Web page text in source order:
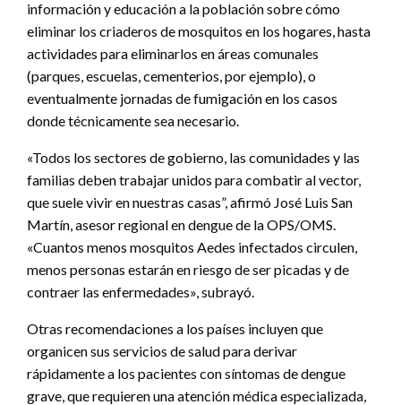
información y educación a la población sobre cómo
eliminar los criaderos de mosquitos en los hogares, hasta
actividades para eliminarlos en áreas comunales
(parques, escuelas, cementerios, por ejemplo), o
eventualmente jornadas de fumigación en los casos
donde técnicamente sea necesario.
«Todos los sectores de gobierno, las comunidades y las
familias deben trabajar unidos para combatir al vector,
que suele vivir en nuestras casas”, afirmó José Luis San
Martín, asesor regional en dengue de la OPS/OMS.
«Cuantos menos mosquitos Aedes infectados circulen,
menos personas estarán en riesgo de ser picadas y de
contraer las enfermedades», subrayó.
Otras recomendaciones a los países incluyen que
organicen sus servicios de salud para derivar
rápidamente a los pacientes con síntomas de dengue
grave, que requieren una atención médica especializada,